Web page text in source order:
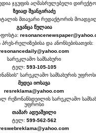
მედია ჯგუფის აღმასრულებელი
ზვიად შვანგირაძე
მთავარი რედაქტორის
გვანცა წულაია
რელიზებისა და ანონსებისათვის:
სარეკლამო სამსახური
ტელ: 593-105-105
სარეკლამო სამსახურის
მედეა იოსავა
resreklama@yahoo.com
რეზონანსდეილის სარეკლამო
უფროსი
თამარ ადუაშვილი
ტელ: 599-562-562